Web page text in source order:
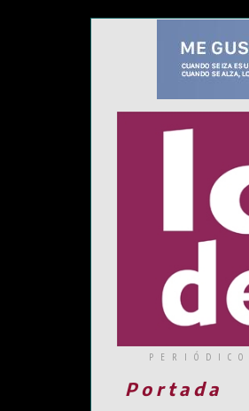
Portada